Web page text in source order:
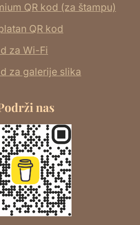
QR kod (za štampu)
QR kod
za Wi-Fi
za galerije slika
nas